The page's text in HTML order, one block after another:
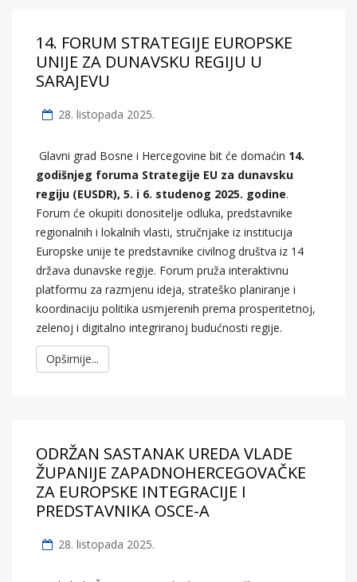
14. FORUM STRATEGIJE EUROPSKE
UNIJE ZA DUNAVSKU REGIJU U
SARAJEVU
28. listopada 2025.
Glavni grad Bosne i Hercegovine bit će domaćin 14.
godišnjeg foruma Strategije EU za dunavsku
regiju (EUSDR), 5. i 6. studenog 2025. godine.
Forum će okupiti donositelje odluka, predstavnike
regionalnih i lokalnih vlasti, stručnjake iz institucija
Europske unije te predstavnike civilnog društva iz 14
država dunavske regije. Forum pruža interaktivnu
platformu za razmjenu ideja, strateško planiranje i
koordinaciju politika usmjerenih prema prosperitetnoj,
zelenoj i digitalno integriranoj budućnosti regije.
Opširnije...
ODRŽAN SASTANAK UREDA VLADE
ŽUPANIJE ZAPADNOHERCEGOVAČKE
ZA EUROPSKE INTEGRACIJE I
PREDSTAVNIKA OSCE-A
28. listopada 2025.